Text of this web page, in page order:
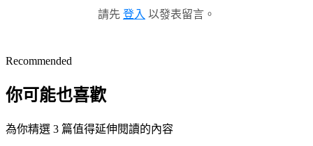
請先 登入 以發表留言。
Recommended
你可能也喜歡
為你精選 3 篇值得延伸閱讀的內容